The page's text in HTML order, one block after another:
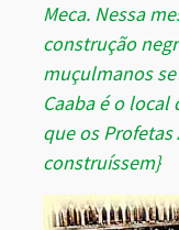
Meca. Nessa
construção
muçulmanos
Caaba é o
que os
construíssem}